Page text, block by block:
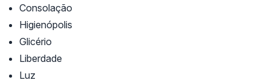
Consolação
Higienópolis
Glicério
Liberdade
Luz